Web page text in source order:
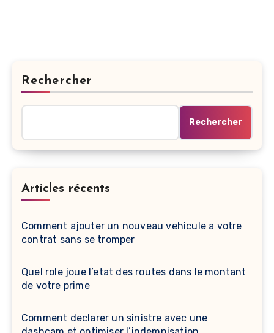
Rechercher
Rechercher
Articles récents
Comment ajouter un nouveau vehicule a votre
contrat sans se tromper
Quel role joue l’etat des routes dans le montant
de votre prime
Comment declarer un sinistre avec une